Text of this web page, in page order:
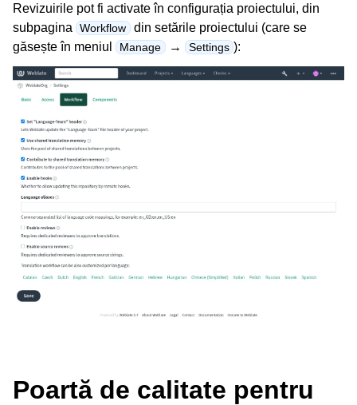
Revizuirile pot fi activate în configurația proiectului, din
subpagina
Workflow din setările proiectului (care se
găsește în meniul
Manage → Settings ):
Poartă de calitate pentru